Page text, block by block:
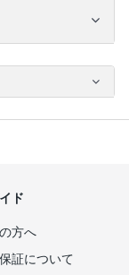
ド
方へ
証について